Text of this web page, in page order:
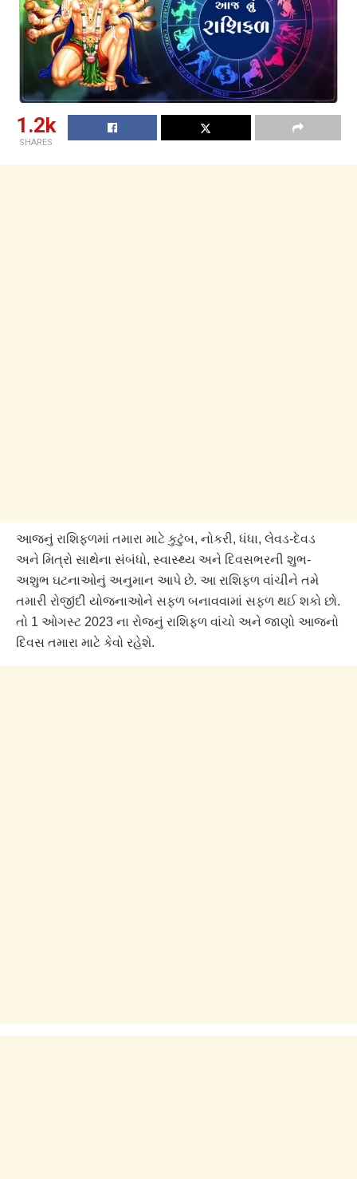
1.2k
SHARES
આજનું રાશિફળમાં તમારા માટે કુટુંબ, નોકરી, ધંધા, લેવડ-દેવડ
અને મિત્રો સાથેના સંબંધો, સ્વાસ્થ્ય અને દિવસભરની શુભ-
અશુભ ઘટનાઓનું અનુમાન આપે છે. આ રાશિફળ વાંચીને તમે
તમારી રોજીંદી યોજનાઓને સફળ બનાવવામાં સફળ થઈ શકો છો.
તો 1 ઓગસ્ટ 2023 ના રોજનું રાશિફળ વાંચો અને જાણો આજનો
દિવસ તમારા માટે કેવો રહેશે.